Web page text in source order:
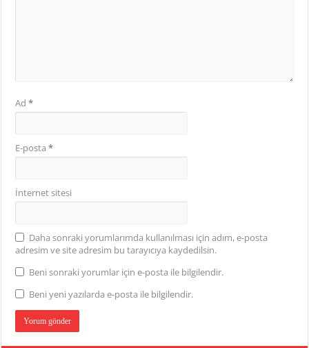
Ad*
E-posta*
İnternet sitesi
Daha sonraki yorumlarımda kullanılması için adım, e-posta
adresim ve site adresim bu tarayıcıya kaydedilsin.
Beni sonraki yorumlar için e-posta ile bilgilendir.
Beni yeni yazılarda e-posta ile bilgilendir.